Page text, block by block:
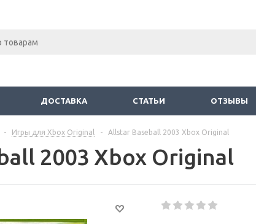
ДОСТАВКА СТАТЬИ ОТЗЫВЫ
- Игры для Xbox Original - Allstar Baseball 2003 Xbox Original
2003 Xbox Original